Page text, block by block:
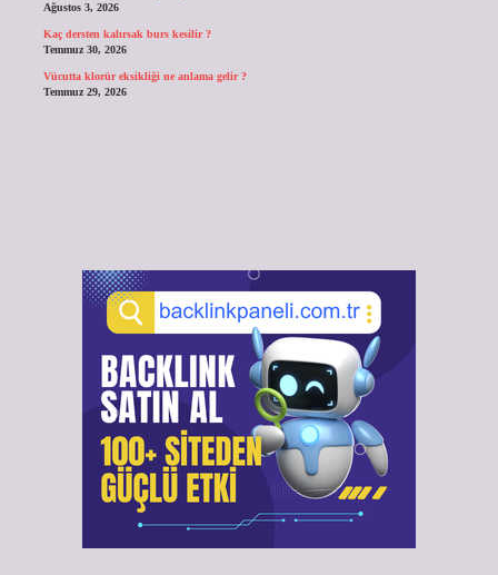
Ağustos 3, 2026
Kaç dersten kalırsak burs kesilir ?
Temmuz 30, 2026
Vücutta klorür eksikliği ne anlama gelir ?
Temmuz 29, 2026